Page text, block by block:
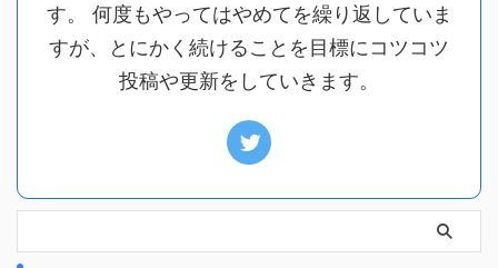
す。 何度もやってはやめてを繰り返していま
すが、とにかく続けることを目標にコツコツ
投稿や更新をしていきます。